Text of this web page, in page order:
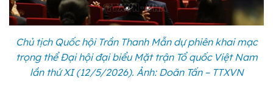
Chủ tịch Quốc hội Trần Thanh Mẫn dự phiên khai mạc
trọng thể Đại hội đại biểu Mặt trận Tổ quốc Việt Nam
lần thứ XI (12/5/2026). Ảnh: Doãn Tấn – TTXVN